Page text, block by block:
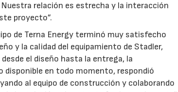
relación es estrecha y la interacción
proyecto”.
de Terna Energy terminó muy satisfecho
y la calidad del equipamiento de Stadler,
el diseño hasta la entrega, la
disponible en todo momento, respondió
al equipo de construcción y colaborando